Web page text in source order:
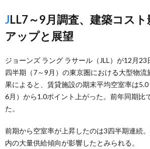
JLL7～9月調査、建築コスト影響し今後も
アップと展望
ジョーンズ ラング ラサール（JLL）が12月
四半期（7～9月）の東京圏における大型物
果によると、賃貸施設の期末平均空室率は
6月）から1.0ポイント上がった。前年同期比
た。
前期から空室率が上昇したのは3四半期連続
内の大量供給傾向が影響したとみられる。